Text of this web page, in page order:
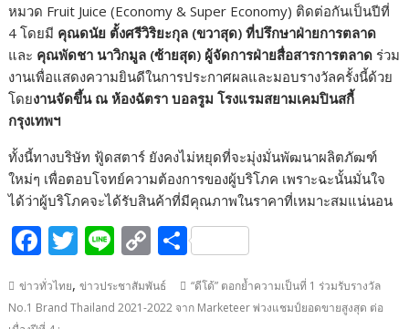
หมวด Fruit Juice (Economy & Super Economy) ติดต่อกันเป็นปีที่
4 โดยมี คุณดนัย ตั้งศรีวิริยะกุล (ขวาสุด) ที่ปรึกษาฝ่ายการตลาด
และ คุณพัดชา นาวิกมูล (ซ้ายสุด) ผู้จัดการฝ่ายสื่อสารการตลาด ร่วม
งานเพื่อแสดงความยินดีในการประกาศผลและมอบรางวัลครั้งนี้ด้วย
โดยงานจัดขึ้น ณ ห้องฉัตรา บอลรูม โรงแรมสยามเคมปินสกี้
กรุงเทพฯ
ทั้งนี้ทางบริษัท ฟู้ดสตาร์ ยังคงไม่หยุดที่จะมุ่งมั่นพัฒนาผลิตภัฒฑ์
ใหม่ๆ เพื่อตอบโจทย์ความต้องการของผู้บริโภค เพราะฉะนั้นมั่นใจ
ได้ว่าผู้บริโภคจะได้รับสินค้าที่มีคุณภาพในราคาที่เหมาะสมแน่นอน
F
ac
e
T
itt
Li
e
C
o
p
S
h
ar
ข่าวทั่วไทย,ข่าวประชาสัมพันธ์
“ดีโด้” ตอกย้ำความเป็นที่ 1 ร่วมรับรางวัล
No.1 Brand Thailand 2021-2022 จาก Marketeer พ่วงแชมป์ยอดขายสูงสุด ต่อ